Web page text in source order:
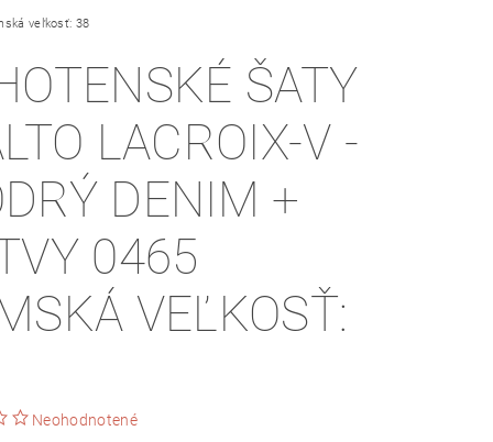
veľkosť: 38
ŠATY
LACROIX-V -
DENIM +
0465
VEĽKOSŤ:
Neohodnotené